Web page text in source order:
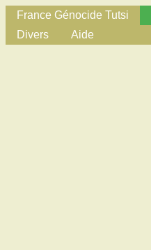
France Génocide Tutsi
Divers
Aide